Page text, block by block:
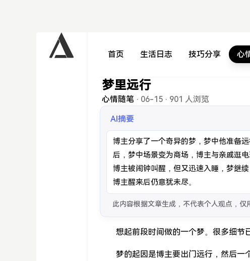
首页 生活日志 技巧分享 心
梦里远行
心情随笔 · 06-15 · 901 人浏览
AI摘要
博主分享了一个奇异的梦，梦中他准备
后，梦中场景变为商场，博主与亲戚逛
博主被闹钟叫醒，但又迅速入睡，梦继
博主醒来后仍意犹未尽。
此内容根据文章生成，不代表个人观点，仅
想起前段时间做的一个梦。很多细节
梦的起因是博主要出门远行，然后一